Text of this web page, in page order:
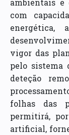
com
energética,
vigor das
pelo sistema
deteção
folhas das
permitirá,
artificial,